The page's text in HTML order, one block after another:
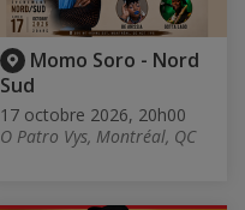
Momo Soro - Nord
Sud
17 octobre 2026, 20h00
O Patro Vys, Montréal, QC